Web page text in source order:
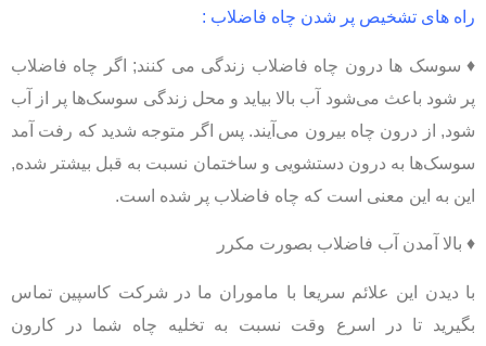
راه های تشخیص پر شدن چاه فاضلاب :
♦ سوسک ها درون چاه فاضلاب زندگی می کنند; اگر چاه فاضلاب
پر شود باعث می‌شود آب بالا بیاید و محل زندگی سوسک‌ها پر از آب
شود, از درون چاه بیرون می‌آیند. پس اگر متوجه شدید که رفت آمد
سوسک‌ها به درون دستشویی و ساختمان نسبت به قبل بیشتر شده,
این به این معنی است که چاه فاضلاب پر شده است.
♦ بالا آمدن آب فاضلاب بصورت مکرر
با دیدن این علائم سریعا با ماموران ما در شرکت کاسپین تماس
بگیرید تا در اسرع وقت نسبت به تخلیه چاه شما در کارون